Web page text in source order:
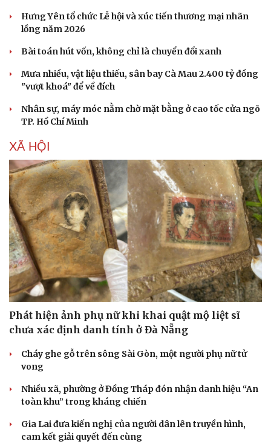
Hưng Yên tổ chức Lễ hội và xúc tiến thương mại nhãn
lồng năm 2026
Bài toán hút vốn, không chỉ là chuyển đổi xanh
Mưa nhiều, vật liệu thiếu, sân bay Cà Mau 2.400 tỷ đồng
"vượt khoá" để về đích
Nhân sự, máy móc nằm chờ mặt bằng ở cao tốc cửa ngõ
TP. Hồ Chí Minh
XÃ HỘI
Phát hiện ảnh phụ nữ khi khai quật mộ liệt sĩ
chưa xác định danh tính ở Đà Nẵng
Cháy ghe gỗ trên sông Sài Gòn, một người phụ nữ tử
vong
Nhiều xã, phường ở Đồng Tháp đón nhận danh hiệu “An
toàn khu” trong kháng chiến
Gia Lai đưa kiến nghị của người dân lên truyền hình,
cam kết giải quyết đến cùng